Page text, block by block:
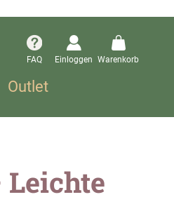
FAQ Einloggen Warenkorb
Outlet
Leichte